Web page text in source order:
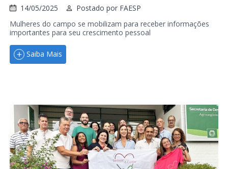
14/05/2025 Postado por FAESP
Mulheres do campo se mobilizam para receber informações
importantes para seu crescimento pessoal
Saiba Mais